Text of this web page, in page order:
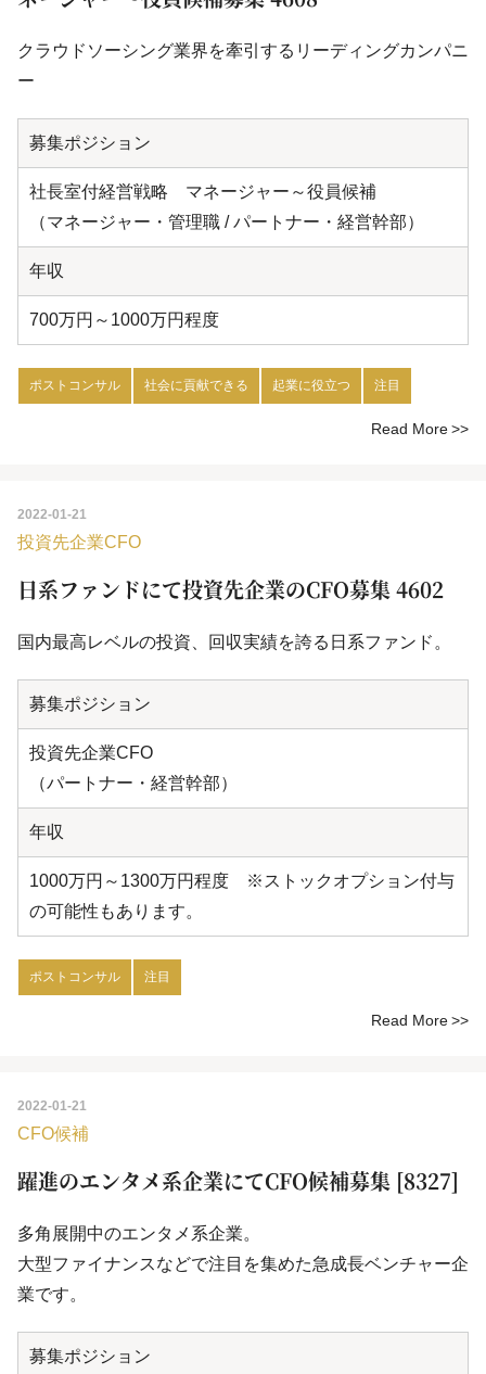
クラウドソーシング業界を牽引するリーディングカンパニ
ー
募集ポジション
社長室付経営戦略 マネージャー～役員候補
（マネージャー・管理職 / パートナー・経営幹部）
年収
700万円～1000万円程度
ポストコンサル 社会に貢献できる 起業に役立つ 注目
Read More
2022-01-21
投資先企業CFO
日系ファンドにて投資先企業のCFO募集 4602
国内最高レベルの投資、回収実績を誇る日系ファンド。
募集ポジション
投資先企業CFO
（パートナー・経営幹部）
年収
1000万円～1300万円程度 ※ストックオプション付与
の可能性もあります。
ポストコンサル 注目
Read More
2022-01-21
CFO候補
躍進のエンタメ系企業にてCFO候補募集 [8327]
多角展開中のエンタメ系企業。
大型ファイナンスなどで注目を集めた急成長ベンチャー企
業です。
募集ポジション